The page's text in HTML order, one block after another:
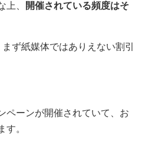
上、
開催されている頻度はそ
ず紙媒体ではありえない割引
ペーンが開催されていて、お
す。